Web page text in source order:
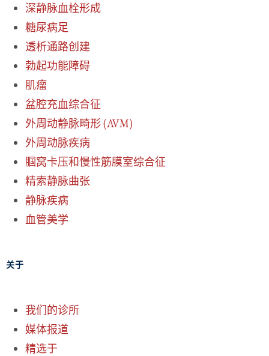
深静脉血栓形成
糖尿病足
透析通路创建
勃起功能障碍
肌瘤
盆腔充血综合征
外周动静脉畸形 (AVM)
外周动脉疾病
腘窝卡压和慢性筋膜室综合征
精索静脉曲张
静脉疾病
血管美学
关于
我们的诊所
媒体报道
精选于